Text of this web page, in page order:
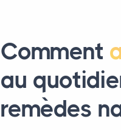
Comment
au
remèdes